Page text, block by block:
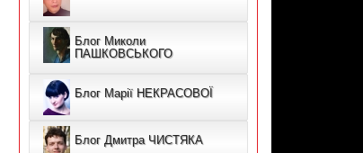
Блог Миколи
ПАШКОВСЬКОГО
Блог Марії НЕКРАСОВОЇ
Блог Дмитра ЧИСТЯКА